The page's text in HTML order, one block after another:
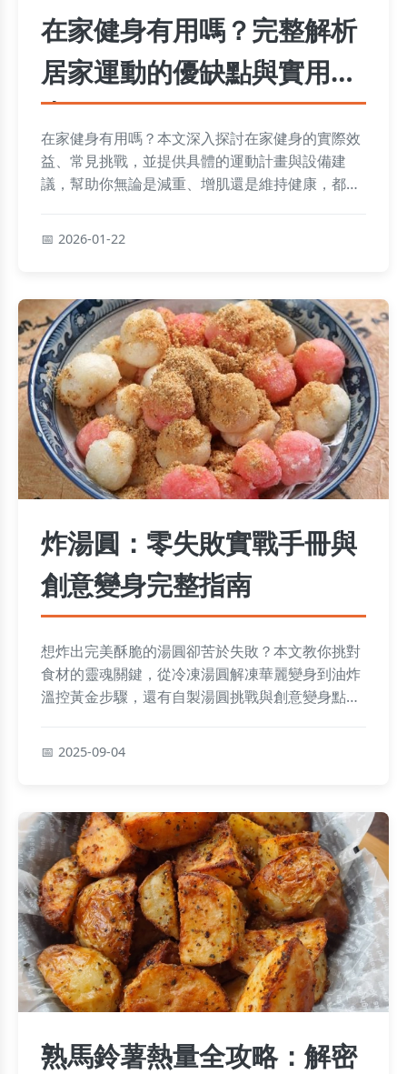
在家健身有用嗎？完整解析
居家運動的優缺點與實用指
南
在家健身有用嗎？本文深入探討在家健身的實際效
益、常見挑戰，並提供具體的運動計畫與設備建
議，幫助你無論是減重、增肌還是維持健康，都能
2026-01-22
炸湯圓：零失敗實戰手冊與
創意變身完整指南
想炸出完美酥脆的湯圓卻苦於失敗？本文教你挑對
食材的靈魂關鍵，從冷凍湯圓解凍華麗變身到油炸
溫控黃金步驟，還有自製湯圓挑戰與創意變身點
2025-09-04
熟馬鈴薯熱量全攻略：解密